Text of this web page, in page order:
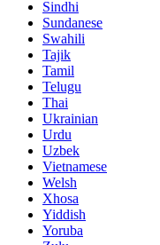
Sindhi
Sundanese
Swahili
Tajik
Tamil
Telugu
Thai
Ukrainian
Urdu
Uzbek
Vietnamese
Welsh
Xhosa
Yiddish
Yoruba